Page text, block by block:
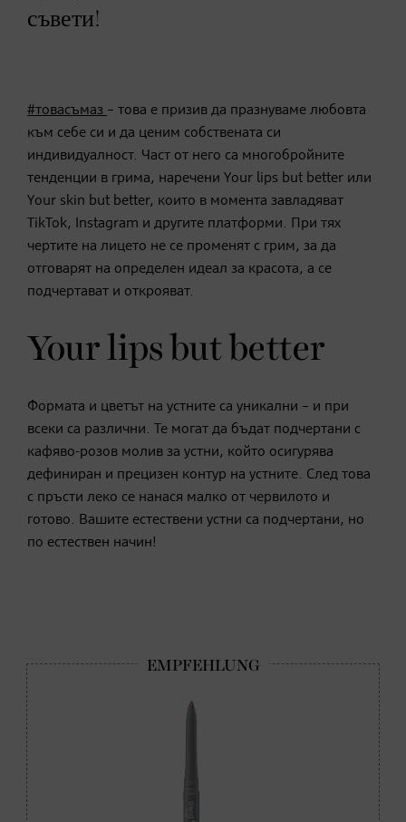
съвети!
#товасъмаз – това е призив да празнуваме любовта
към себе си и да ценим собствената си
индивидуалност. Част от него са многобройните
тенденции в грима, наречени Your lips but better или
Your skin but better, които в момента завладяват
TikTok, Instagram и другите платформи. При тях
чертите на лицето не се променят с грим, за да
отговарят на определен идеал за красота, а се
подчертават и открояват.
Your lips but better
Формата и цветът на устните са уникални – и при
всеки са различни. Те могат да бъдат подчертани с
кафяво-розов молив за устни, който осигурява
дефиниран и прецизен контур на устните. След това
с пръсти леко се нанася малко от червилото и
готово. Вашите естествени устни са подчертани, но
по естествен начин!